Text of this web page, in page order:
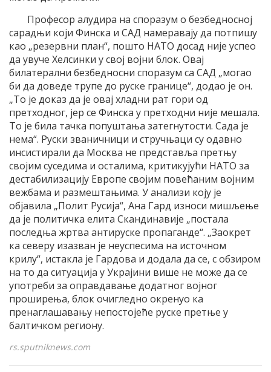
Професор алудира на споразум о безбедносној
сарадњи који Финска и САД намеравају да потпишу
као „резервни план“, пошто НАТО досад није успео
да увуче Хелсинки у свој војни блок. Овај
билатерални безбедносни споразум са САД „могао
би да доведе трупе до руске границе“, додао је он.
„То је доказ да је овај хладни рат гори од
претходног, јер се Финска у претходни није мешала.
То је била тачка попуштања затегнутости. Сада је
нема“. Руски званичници и стручњаци су одавно
инсистирали да Москва не представља претњу
својим суседима и осталима, критикујући НАТО за
дестабилизацију Европе својим повећаним војним
вежбама и размештањима. У анализи коју је
објавила „Полит Русија“, Ана Гард износи мишљење
да је политичка елита Скандинавије „постала
последња жртва антируске пропаганде“. „Заокрет
ка северу изазван је неуспесима на источном
крилу“, истакла је Гардова и додала да се, с обзиром
на то да ситуација у Украјини више не може да се
употреби за оправдавање додатног војног
проширења, блок очигледно окренуо ка
пренаглашавању непостојеће руске претње у
балтичком региону.
rs.sputniknews.com